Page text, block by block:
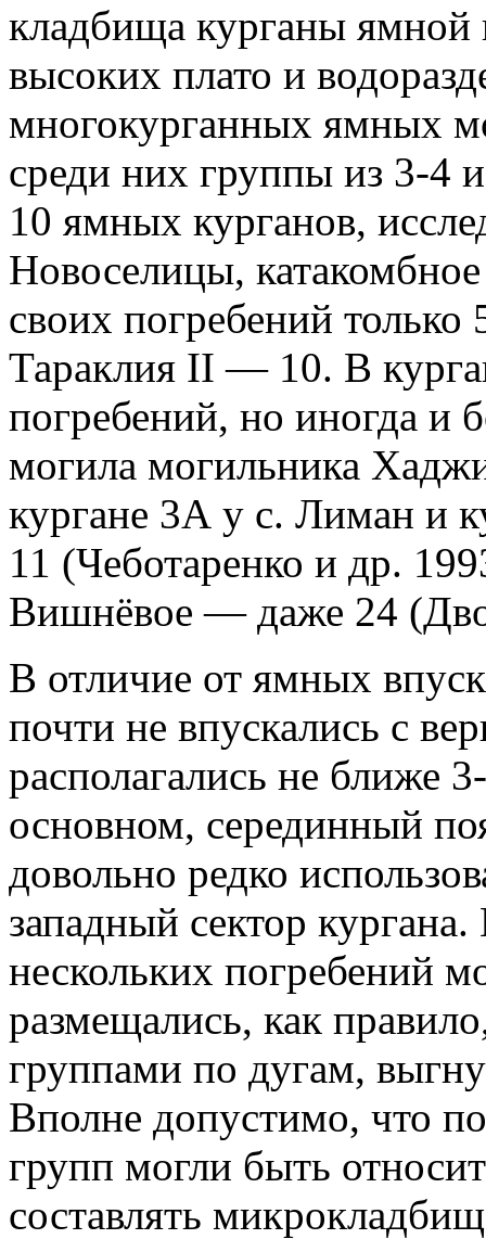
кладбища курганы ямной
высоких плато и
многокурганных ямных
среди них группы из 3-4
10 ямных курганов,
Новоселицы,
своих погребений только
Тараклия II — 10. В
погребений, но иногда и
могила могильника
кургане 3А у с. Лиман и
11 (Чеботаренко и др.
Вишнёвое — даже 24
В отличие от ямных
почти не впускались с
располагались не ближе
основном, серединный
довольно редко
западный сектор
нескольких погребений
размещались, как
группами по дугам,
Вполне допустимо, что
групп могли быть
составлять